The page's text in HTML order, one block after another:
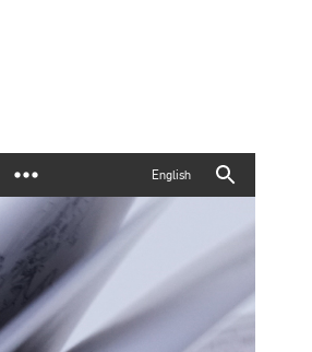
English